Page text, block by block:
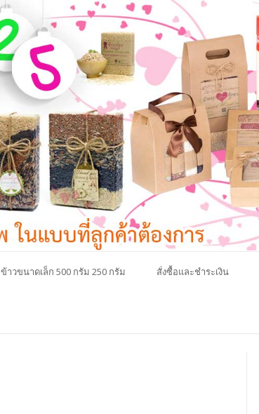
ข้าวขนาดเล็ก 500 กรัม 250 กรัม สั่งซื้อและชำระเงิน